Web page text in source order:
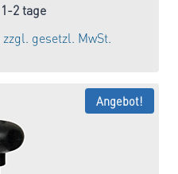
Preis
war:
46,83 €
Preis
1-2 tage
zzgl. gesetzl. MwSt.
Angebot!